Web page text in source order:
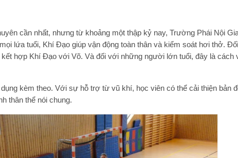
cần nhất, nhưng từ khoảng một thập kỷ nay, Trường Phái Nội
lứa tuổi, Khí Đạo giúp vận động toàn thân và kiểm soát hơi thở.
hợp Khí Đạo với Võ. Và đối với những người lớn tuổi, đây là cách
kèm theo. Với sự hỗ trợ từ vũ khí, học viên có thể cải thiện bản
thân thể nói chung.